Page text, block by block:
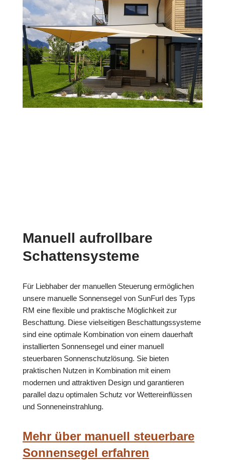
Manuell aufrollbare
Schattensysteme
Für Liebhaber der manuellen Steuerung ermöglichen
unsere manuelle Sonnensegel von SunFurl des Typs
RM eine flexible und praktische Möglichkeit zur
Beschattung. Diese vielseitigen Beschattungssysteme
sind eine optimale Kombination von einem dauerhaft
installierten Sonnensegel und einer manuell
steuerbaren Sonnenschutzlösung. Sie bieten
praktischen Nutzen in Kombination mit einem
modernen und attraktiven Design und garantieren
parallel dazu optimalen Schutz vor Wettereinflüssen
und Sonneneinstrahlung.
Mehr über manuell steuerbare
Sonnensegel erfahren